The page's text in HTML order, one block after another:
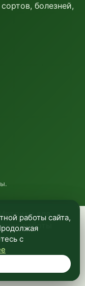
для
работы
болезней,
работы сайта,
с